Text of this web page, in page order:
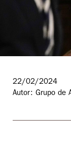
22/02/2024
Autor: Grupo de